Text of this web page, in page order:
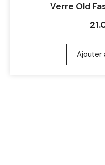
Verre Old
Ajouter